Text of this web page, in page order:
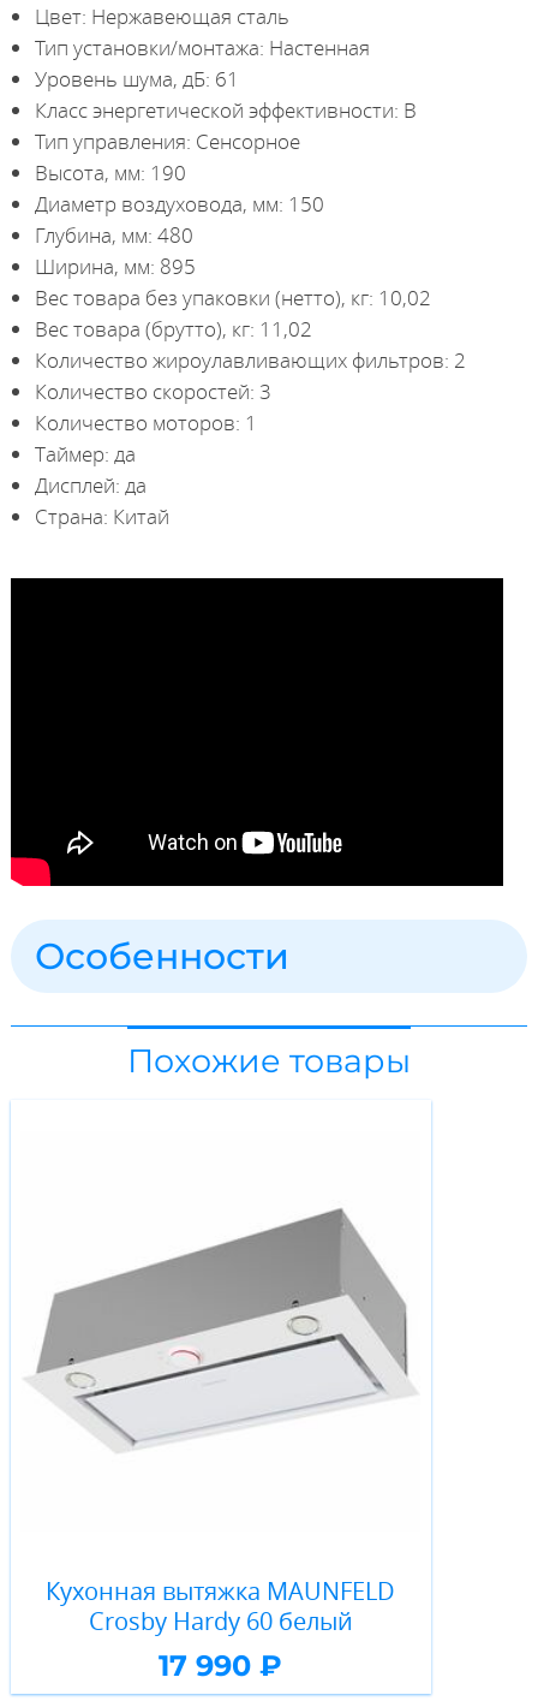
Цвет: Нержавеющая сталь
Тип установки/монтажа: Настенная
Уровень шума, дБ: 61
Класс энергетической эффективности: B
Тип управления: Сенсорное
Высота, мм: 190
Диаметр воздуховода, мм: 150
Глубина, мм: 480
Ширина, мм: 895
Вес товара без упаковки (нетто), кг: 10,02
Вес товара (брутто), кг: 11,02
Количество жироулавливающих фильтров: 2
Количество скоростей: 3
Количество моторов: 1
Таймер: да
Дисплей: да
Страна: Китай
Особенности
Похожие товары
Кухонная вытяжка MAUNFELD
Crosby Hardy 60 белый
17 990 ₽